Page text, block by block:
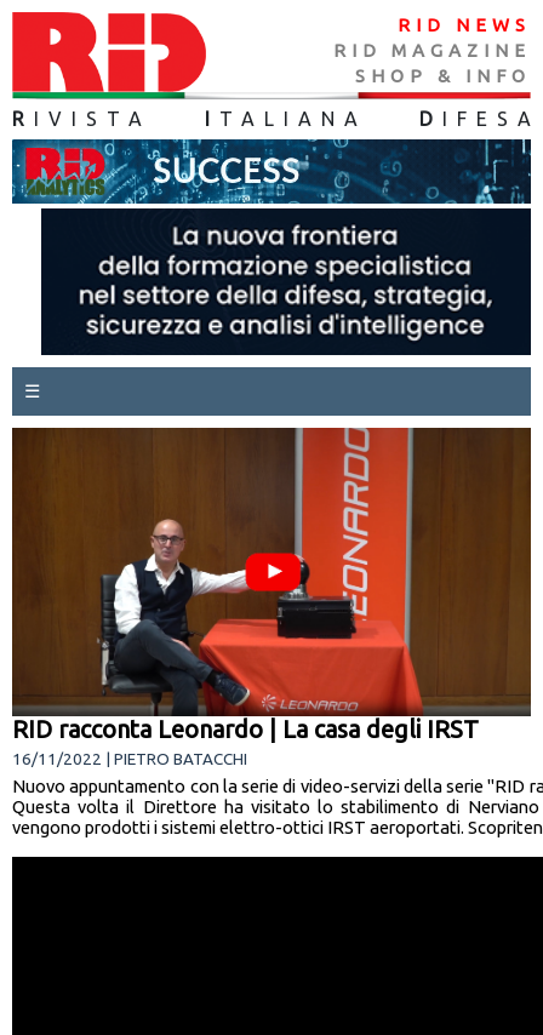
RID NEWS
RID MAGAZINE
SHOP & INFO
R IVISTA TALIANA D IFES A
☰
RID racconta Leonardo | La casa degli IRST
16/11/2022 | PIETRO BATACCHI
Nuovo appuntamento con la serie di video-servizi della serie "RID
Questa volta il Direttore ha visitato lo stabilimento di Nerviano
vengono prodotti i sistemi elettro-ottici IRST aeroportati.